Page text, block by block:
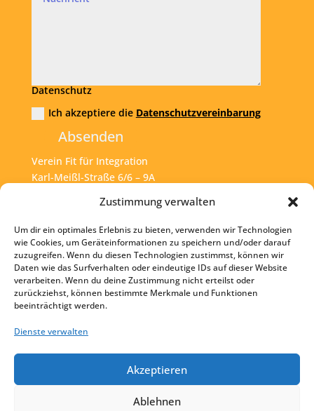
Zustimmung verwalten
Um dir ein optimales Erlebnis zu bieten, verwenden wir Technologien
wie Cookies, um Geräteinformationen zu speichern und/oder darauf
zuzugreifen. Wenn du diesen Technologien zustimmst, können wir
Daten wie das Surfverhalten oder eindeutige IDs auf dieser Website
verarbeiten. Wenn du deine Zustimmung nicht erteilst oder
zurückziehst, können bestimmte Merkmale und Funktionen
beeinträchtigt werden.
Dienste verwalten
Akzeptieren
Ablehnen
Datenschutz
Ich akzeptiere die Datenschutzvereinbarung
Absenden
Verein Fit für Integration
Karl-Meißl-Straße 6/6 – 9A
Tel:+43 1 925 77 46
Mail: office@fit4int.at
Startseite
Kontakt
Impressum